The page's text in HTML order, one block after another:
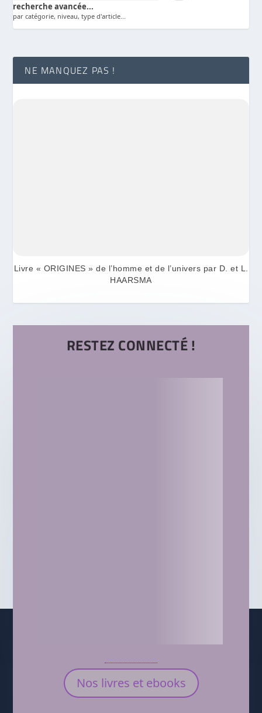
recherche avancée...
par catégorie, niveau, type d'article...
NE MANQUEZ PAS !
Livre « ORIGINES » de l’homme et de l’univers par D. et L.
HAARSMA
RESTEZ CONNECTÉ !
Nos livres et ebooks